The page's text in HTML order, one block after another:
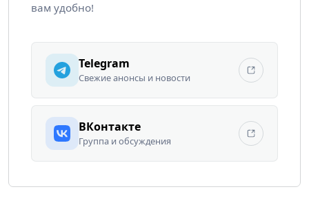
вам удобно!
Telegram
Свежие анонсы и новости
ВКонтакте
Группа и обсуждения